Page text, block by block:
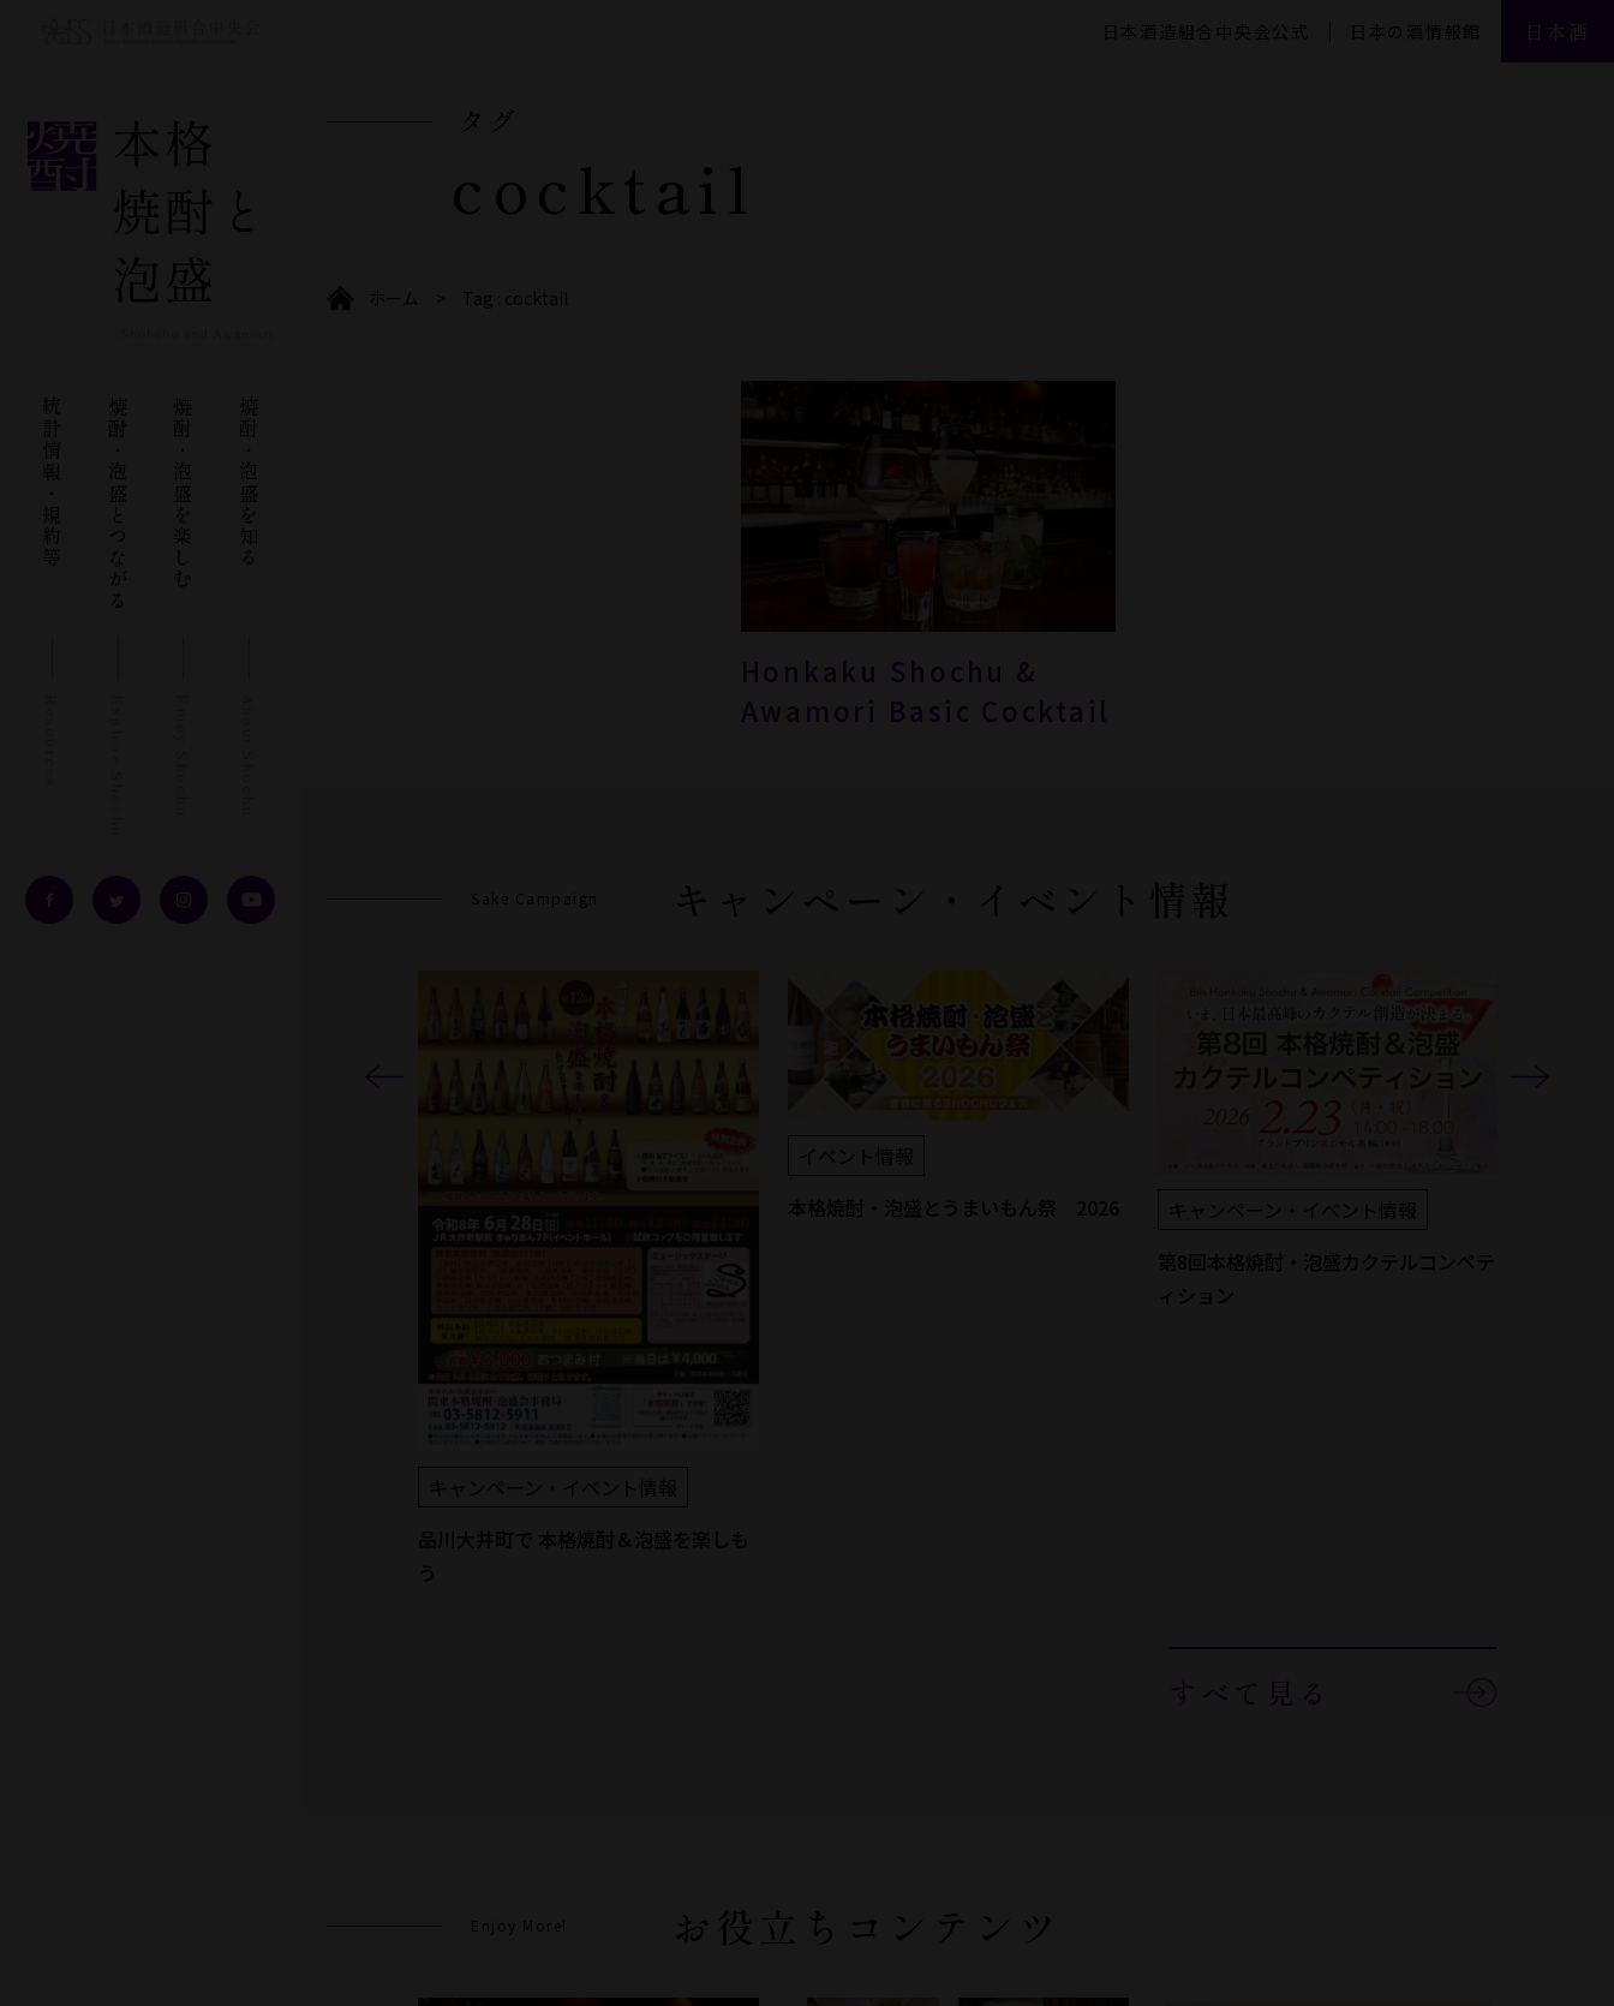
日本酒造組合中央会公式 日本の酒情報館 日本酒
焼酎・泡盛を知る
焼酎・泡盛を楽しむ
焼酎・泡盛とつながる
統計情報・規約等
タグ
cocktail
ホーム Tag : cocktail
Honkaku Shochu &
Awamori Basic Cocktail
Sake Campaign キャンペーン・イベント情報
Previous
キャンペーン・イベント情報
品川大井町で 本格焼酎＆泡盛を楽しも
う
イベント情報
本格焼酎・泡盛とうまいもん祭 2026
キャンペーン・イベント情報
第8回本格焼酎・泡盛カクテルコンペテ
ィション
Next
すべて見る
Enjoy More! お役立ちコンテンツ